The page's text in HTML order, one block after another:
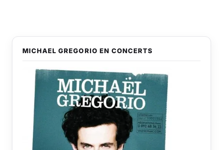
MICHAEL GREGORIO EN CONCERTS